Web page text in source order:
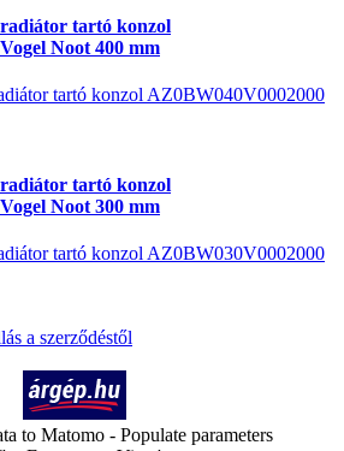
tartó konzol
Noot 400 mm
tartó konzol AZ0BW040V0002000
tartó konzol
Noot 300 mm
tartó konzol AZ0BW030V0002000
a szerződéstől
to Matomo - Populate parameters